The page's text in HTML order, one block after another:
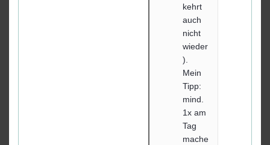
kehrt
auch
nicht
wieder
).
Mein
Tipp:
mind.
1x am
Tag
mache